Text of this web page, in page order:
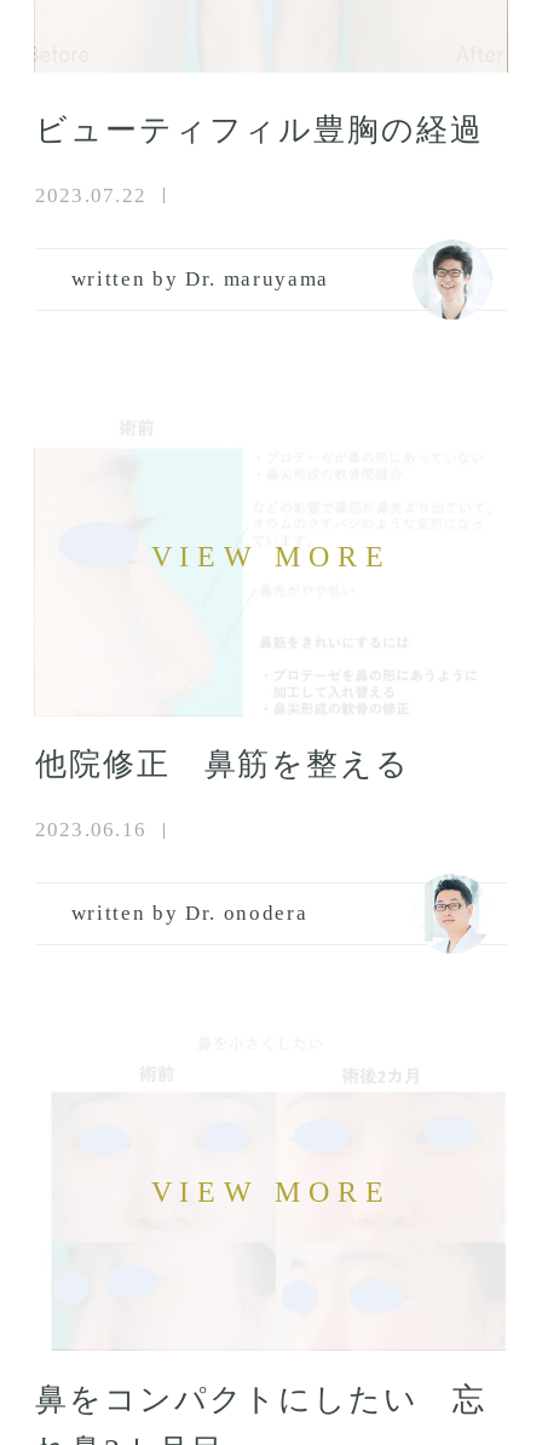
ビューティフィル豊胸の経過
2023.07.22
written by Dr. maruyama
他院修正 鼻筋を整える
2023.06.16
written by Dr. onodera
鼻をコンパクトにしたい 忘